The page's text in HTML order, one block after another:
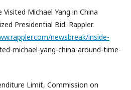
Michael Yang in China
Presidential Bid. Rappler.
newsbreak/inside-
michael-yang-china-around-time-
Limit, Commission on